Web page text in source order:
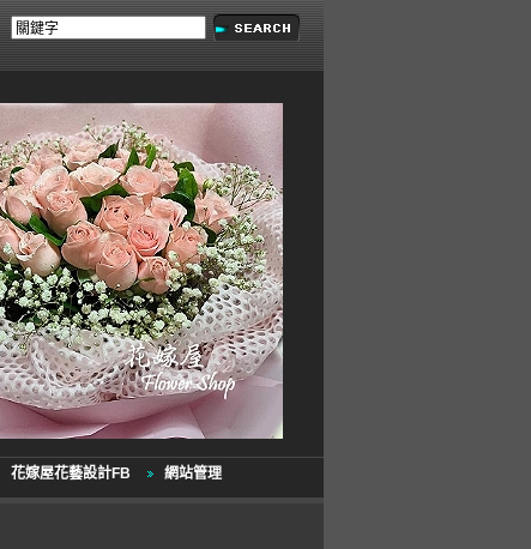
花嫁屋花藝設計FB 網站管理